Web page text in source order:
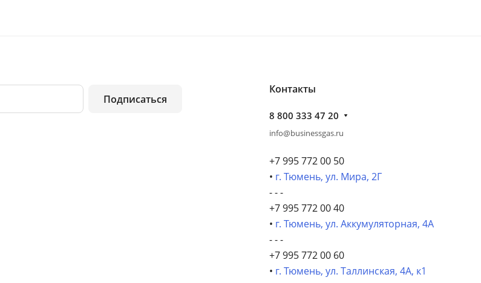
Подписаться
Контакты
8 800 333 47 20
info@businessgas.ru
+7 995 772 00 50
• г. Тюмень, ул. Мира, 2Г
- - -
+7 995 772 00 40
• г. Тюмень, ул. Аккумуляторная, 4А
- - -
+7 995 772 00 60
• г. Тюмень, ул. Таллинская, 4А, к1